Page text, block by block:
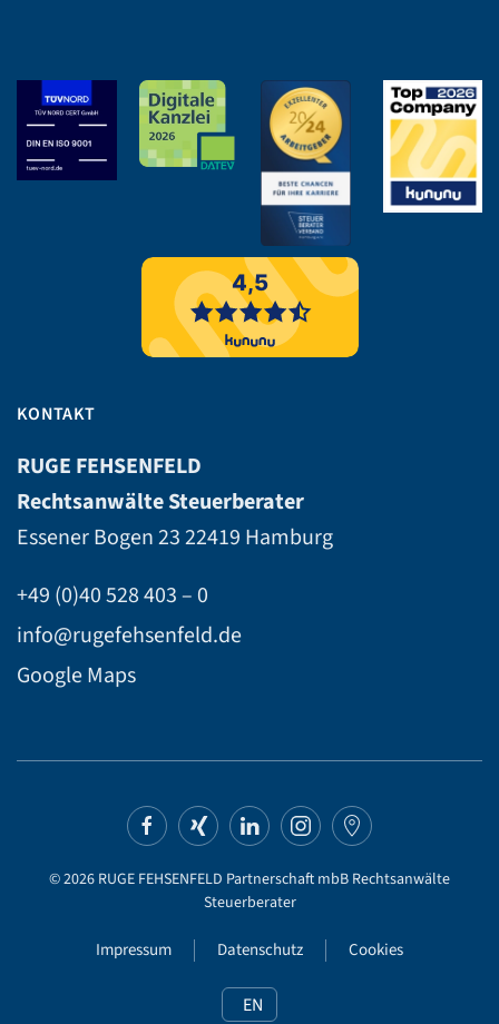
KONTAKT
RUGE FEHSENFELD
Rechtsanwälte Steuerberater
Essener Bogen 2322419 Hamburg
+49 (0)40 528 403 – 0
info@rugefehsenfeld.de
Google Maps
©2026 RUGE FEHSENFELD Partnerschaft mbB Rechtsanwälte
Steuerberater
Impressum Datenschutz Cookies
EN